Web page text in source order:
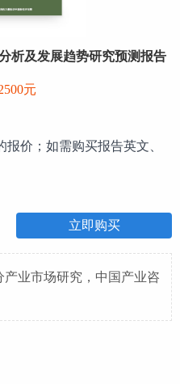
析及发展趋势研究预测报告
元
价；如需购买报告英文、
立即购买
业市场研究，中国产业咨